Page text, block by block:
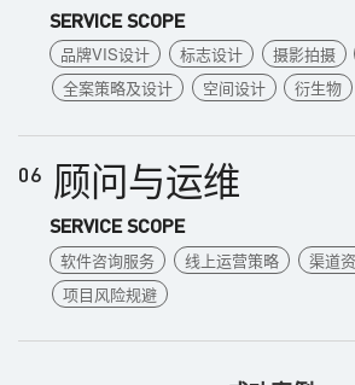
SERVICE SCOPE
品牌VIS设计
标志设计 摄影拍摄
全案策略及设计
空间设计 衍生物
06 顾问与运维
SERVICE SCOPE
软件咨询服务
线上运营策略 渠道
项目风险规避